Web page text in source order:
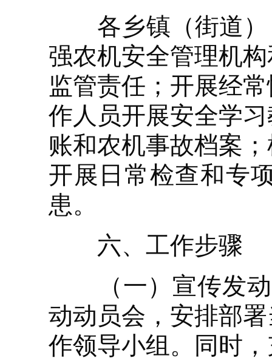
各乡镇（街道）
强农机安全管理机
监管责任；开展经
作人员开展安全学
账和农机事故档案
开展日常检查和专
患。
六、工作步骤
（一）宣传发动
动动员会，安排部
作领导小组。同时